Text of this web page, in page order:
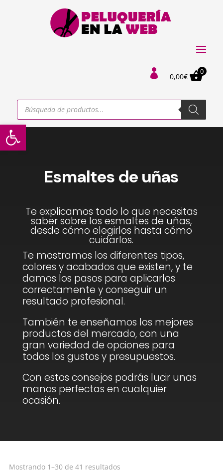
Abrir barra de herramientas
 0,00€
0
Búsqueda
productos
Esmaltes de uñas
Te explicamos todo lo que necesitas
saber sobre los esmaltes de uñas,
desde cómo elegirlos hasta cómo
cuidarlos.
Te mostramos los diferentes tipos,
colores y acabados que existen, y te
damos los pasos para aplicarlos
correctamente y conseguir un
resultado profesional.
También te enseñamos los mejores
productos del mercado, con una
gran variedad de opciones para
todos los gustos y presupuestos.
Con estos consejos podrás lucir unas
manos perfectas en cualquier
ocasión.
Mostrando 1–30 de 41 resultadosOrdenado